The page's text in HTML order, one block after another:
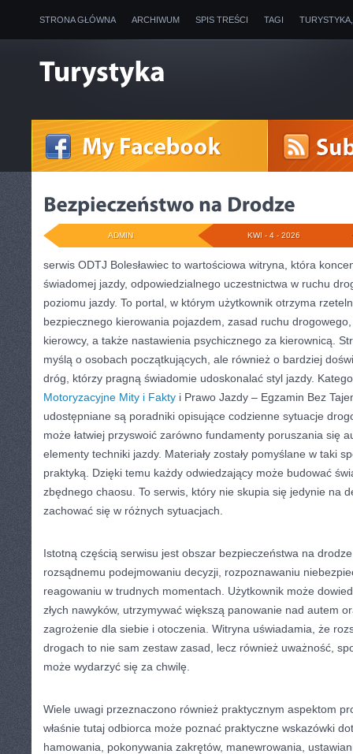
STRONA GŁÓWNA ARCHIWUM SPIS TREŚCI TAGI
KWI - 4 - 2026
ADMIN
serwis ODTJ Bolesławiec to wartościowa witryna, która
świadomej jazdy, odpowiedzialnego uczestnictwa w ruchu
poziomu jazdy. To portal, w którym użytkownik otrzyma
bezpiecznego kierowania pojazdem, zasad ruchu
kierowcy, a także nastawienia psychicznego za kierownicą.
myślą o osobach początkujących, ale również o bardziej
dróg, którzy pragną świadomie udoskonalać styl jazdy.
Motoryzacyjne Mity i Fakty i Prawo Jazdy – Egzamin Bez
udostępniane są poradniki opisujące codzienne sytuacje
może łatwiej przyswoić zarówno fundamenty poruszania się
elementy techniki jazdy. Materiały zostały pomyślane w taki
praktyką. Dzięki temu każdy odwiedzający może budować
zbędnego chaosu. To serwis, który nie skupia się jedynie na
zachować się w różnych sytuacjach.
Istotną częścią serwisu jest obszar bezpieczeństwa na
rozsądnemu podejmowaniu decyzji, rozpoznawaniu
reagowaniu w trudnych momentach. Użytkownik może
złych nawyków, utrzymywać większą panowanie nad autem
zagrożenie dla siebie i otoczenia. Witryna uświadamia, że
drogach to nie sam zestaw zasad, lecz również uważność,
może wydarzyć się za chwilę.
Wiele uwagi przeznaczono również praktycznym aspektom
właśnie tutaj odbiorca może poznać praktyczne wskazówki
hamowania, pokonywania zakrętów, manewrowania,